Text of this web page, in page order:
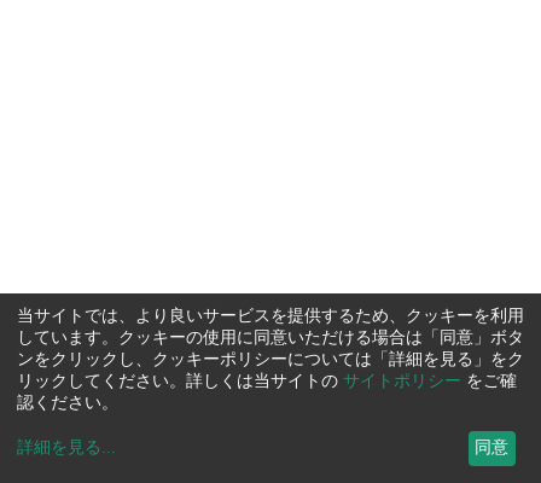
当サイトでは、より良いサービスを提供するため、クッキーを利用
しています。クッキーの使用に同意いただける場合は「同意」ボタ
ンをクリックし、クッキーポリシーについては「詳細を見る」をク
リックしてください。詳しくは当サイトの サイトポリシー をご確
認ください。
詳細を見る ... 同意